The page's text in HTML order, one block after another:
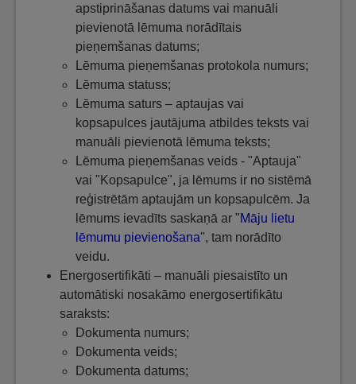
apstiprināšanas datums vai manuāli
pievienotā lēmuma norādītais
pieņemšanas datums;
Lēmuma pieņemšanas protokola numurs;
Lēmuma statuss;
Lēmuma saturs – aptaujas vai
kopsapulces jautājuma atbildes teksts vai
manuāli pievienotā lēmuma teksts;
Lēmuma pieņemšanas veids - "Aptauja"
vai "Kopsapulce", ja lēmums ir no sistēmā
reģistrētām aptaujām un kopsapulcēm. Ja
lēmums ievadīts saskaņā ar "Māju lietu
lēmumu pievienošana", tam norādīto
veidu.
Energosertifikāti – manuāli piesaistīto un
automātiski nosakāmo energosertifikātu
saraksts:
Dokumenta numurs;
Dokumenta veids;
Dokumenta datums;